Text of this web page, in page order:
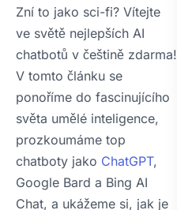
Zní to jako sci-fi? Vítejte
ve světě nejlepších AI
chatbotů v češtině zdarma!
V tomto článku se
ponoříme do fascinujícího
světa umělé inteligence,
prozkoumáme top
chatboty jako ChatGPT,
Google Bard a Bing AI
Chat, a ukážeme si, jak je